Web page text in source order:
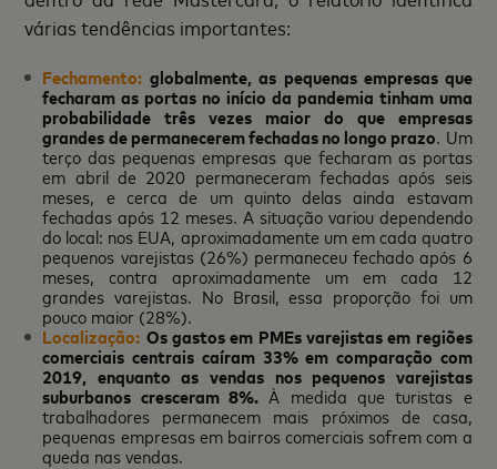
várias tendências importantes:
Fechamento: globalmente, as pequenas empresas que
fecharam as portas no início da pandemia tinham uma
probabilidade três vezes maior do que empresas
grandes de permanecerem fechadas no longo prazo. Um
terço das pequenas empresas que fecharam as portas
em abril de 2020 permaneceram fechadas após seis
meses, e cerca de um quinto delas ainda estavam
fechadas após 12 meses. A situação variou dependendo
do local: nos EUA, aproximadamente um em cada quatro
pequenos varejistas (26%) permaneceu fechado após 6
meses, contra aproximadamente um em cada 12
grandes varejistas. No Brasil, essa proporção foi um
pouco maior (28%).
Localização: Os gastos em PMEs varejistas em regiões
comerciais centrais caíram 33% em comparação com
2019, enquanto as vendas nos pequenos varejistas
suburbanos cresceram 8%. À medida que turistas e
trabalhadores permanecem mais próximos de casa,
pequenas empresas em bairros comerciais sofrem com a
queda nas vendas.